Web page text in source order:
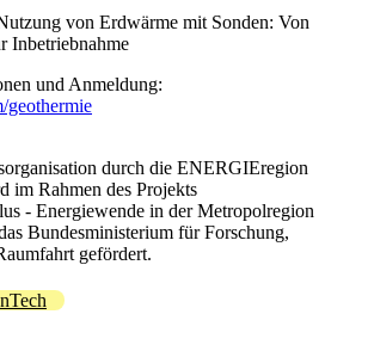
von Erdwärme mit Sonden: Von
Inbetriebnahme
und Anmeldung:
geothermie
durch die ENERGIEregion
im Rahmen des Projekts
- Energiewende in der Metropolregion
Bundesministerium für Forschung,
gefördert.